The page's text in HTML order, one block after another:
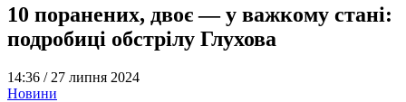
10 поранених, двоє — у важкому стані:
подробиці обстрілу Глухова
14:36 / 27 липня 2024
Новини